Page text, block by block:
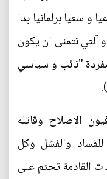
و سعيا برلمانيا بدا
آلتي نتمنى ان يكون
"نائب و سياسي
الاصلاح وقاتله
والفشل وكل
القادمة تحتم على